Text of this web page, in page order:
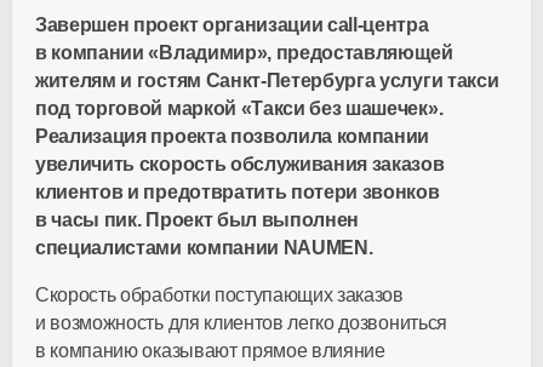
Завершен проект организации call-центра
в компании «Владимир», предоставляющей
жителям и гостям Санкт-Петербурга услуги такси
под торговой маркой «Такси без шашечек».
Реализация проекта позволила компании
увеличить скорость обслуживания заказов
клиентов и предотвратить потери звонков
в часы пик. Проект был выполнен
специалистами компании NAUMEN.
Скорость обработки поступающих заказов
и возможность для клиентов легко дозвониться
в компанию оказывают прямое влияние